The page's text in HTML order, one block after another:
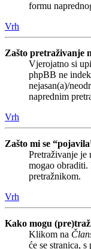
formu
Vrh
Zašto pretraživanje
Vjerojatno si
phpBB ne
nejasan(a)/
naprednim
Vrh
Zašto mi se
Pretraživanje je
mogao
pretražnikom.
Vrh
Kako mogu
Klikom na
će se stranica,